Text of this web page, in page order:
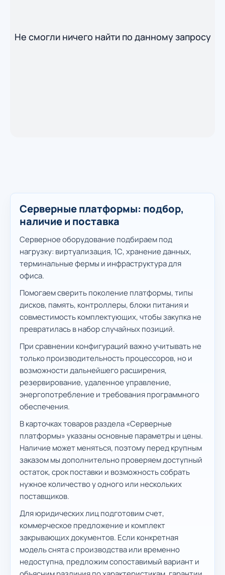
Не смогли ничего найти по данному запросу
Серверные платформы: подбор,
наличие и поставка
Серверное оборудование подбираем под
нагрузку: виртуализация, 1С, хранение данных,
терминальные фермы и инфраструктура для
офиса.
Помогаем сверить поколение платформы, типы
дисков, память, контроллеры, блоки питания и
совместимость комплектующих, чтобы закупка не
превратилась в набор случайных позиций.
При сравнении конфигураций важно учитывать не
только производительность процессоров, но и
возможности дальнейшего расширения,
резервирование, удаленное управление,
энергопотребление и требования программного
обеспечения.
В карточках товаров раздела «Серверные
платформы» указаны основные параметры и цены.
Наличие может меняться, поэтому перед крупным
заказом мы дополнительно проверяем доступный
остаток, срок поставки и возможность собрать
нужное количество у одного или нескольких
поставщиков.
Для юридических лиц подготовим счет,
коммерческое предложение и комплект
закрывающих документов. Если конкретная
модель снята с производства или временно
недоступна, предложим сопоставимый вариант и